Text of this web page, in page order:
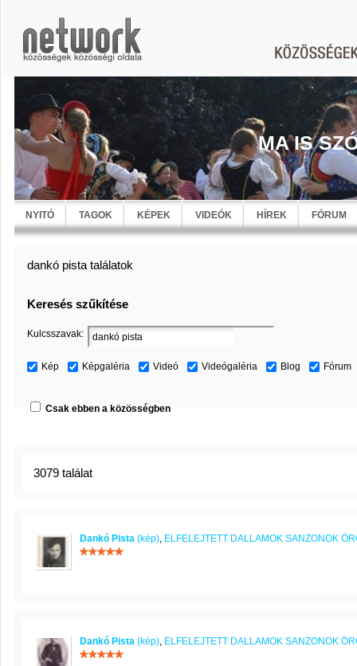
MA IS
NYITÓ TAGOK KÉPEK VIDEÓK HÍREK FÓRUM
dankó pista találatok
Keresés szűkítése
Kulcsszavak:
Kép Képgaléria Videó Videógaléria Blog Fórum
Csak ebben a közösségben
3079 találat
Dankó Pista (kép), ELFELEJTETT DALLAMOK SANZONOK
Dankó Pista (kép), ELFELEJTETT DALLAMOK SANZONOK